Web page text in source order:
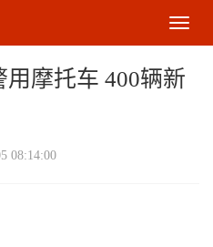
切
换
航
摩托车 400辆新
08:14:00